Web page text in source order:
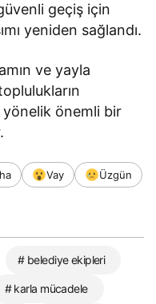
geçiş için
yeniden sağlandı.
ve yayla
yönelik önemli bir
Vay
Üzgün
# belediye ekipleri
# karla mücadele